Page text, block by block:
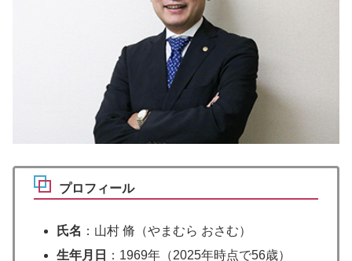
プロフィール
氏名 ：山村 脩（やまむら おさむ）
生年月日
：1969年（2025年時点で56歳）